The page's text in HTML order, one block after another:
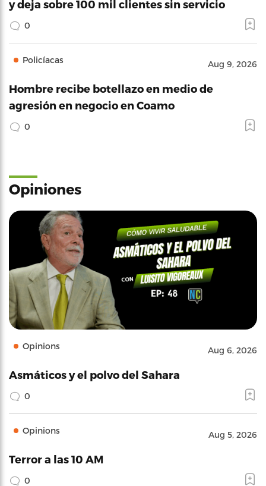
y deja sobre 100 mil clientes sin servicio
0
Policíacas Aug 9, 2026
Hombre recibe botellazo en medio de
agresión en negocio en Coamo
0
Opiniones
Opinions Aug 6, 2026
Asmáticos y el polvo del Sahara
0
Opinions Aug 5, 2026
Terror a las 10 AM
0